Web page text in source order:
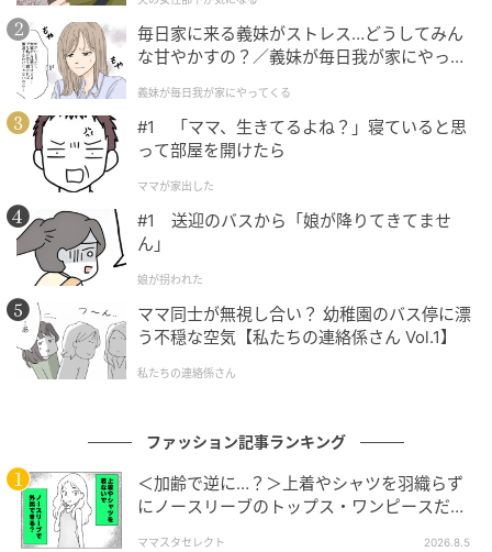
こちらのTシャツタイプの楽ちんワンピースも、快適さ
にこだわったエアリズム素材。汗ばむ日のお助け役に
なってくれそうです。Aラインシルエットのロング丈で
ほんのり上品さもあり、きれいめに着られるところが
ポイント。スニーカーでカジュアルに、サンダルで大
人っぽくと、幅広く楽しみたい1枚です。
※すべての商品情報・画像はユニクロ出典です。
※記事内の情報は執筆時のものになります。価格変更
や、販売終了の可能性もございます。最新の商品情報
は各お店・ブランドなどにご確認くださいませ。
writer：桃川 アン
ション企業で約10年就業。結婚と出産を機に、ファッ
ションライターに転身。アパレル店員の経験を生かし
たトレンド提案型の情報発信を得意とする。特に、大
人を彩る明るいカラーや、ちょっと凝ったデザインな
毎日家に来る義妹がストレス…どうしてみん
な甘やかすの？／義妹が毎日我が家にやって
が】
義妹が毎日我が家にやってくる
#1 「ママ、生きてるよね？」寝ていると思
って部屋を開けたら
ママが家出した
#1 送迎のバスから「娘が降りてきてませ
ん」
娘が拐われた
ママ同士が無視し合い？ 幼稚園のバス停に漂
う不穏な空気【私たちの連絡係さん Vol.1】
私たちの連絡係さん
ファッション記事ランキング
＜加齢で逆に…？＞上着やシャツを羽織らず
にノースリーブのトップス・ワンピースだけ
ママスタセレクト 2026.8.5